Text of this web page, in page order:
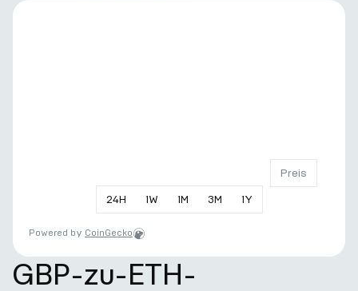
24H 1W 1M 3M 1Y
Preis
Powered by CoinGecko
GBP-zu-ETH-